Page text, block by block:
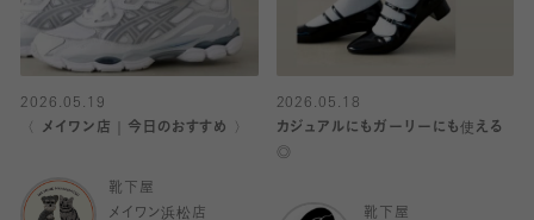
2026.05.19
〈 メイワン店｜今日のおすすめ 〉
靴下屋
メイワン浜松店
2026.05.18
カジュアルにもガーリーにも使える
◎
靴下屋